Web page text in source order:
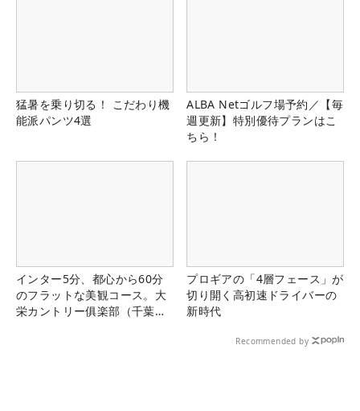
猛暑を乗り切る！ こだわり機
能派パンツ4選
ALBA Netゴルフ場予約／【毎
週更新】特別優待プランはこ
ちら！
インター5分、都心から60分
のフラットな美観コース。大
栄カントリー俱楽部（千葉
プロギアの「4層フェース」が
切り開く高初速ドライバーの
新時代
Recommended by